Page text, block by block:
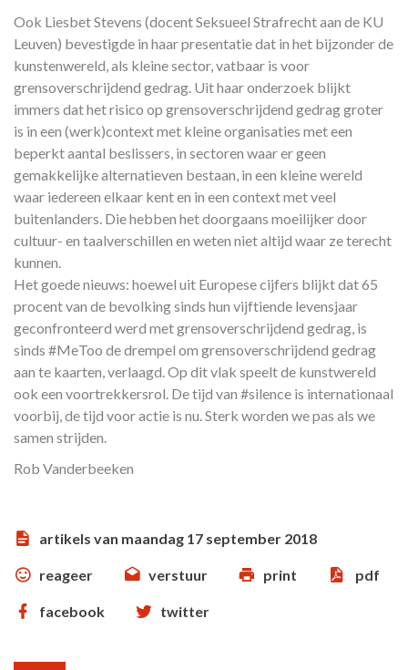
Ook Liesbet Stevens (docent Seksueel Strafrecht aan de KU
Leuven) bevestigde in haar presentatie dat in het bijzonder de
kunstenwereld, als kleine sector, vatbaar is voor
grensoverschrijdend gedrag. Uit haar onderzoek blijkt
immers dat het risico op grensoverschrijdend gedrag groter
is in een (werk)context met kleine organisaties met een
beperkt aantal beslissers, in sectoren waar er geen
gemakkelijke alternatieven bestaan, in een kleine wereld
waar iedereen elkaar kent en in een context met veel
buitenlanders. Die hebben het doorgaans moeilijker door
cultuur- en taalverschillen en weten niet altijd waar ze terecht
kunnen.
Het goede nieuws: hoewel uit Europese cijfers blijkt dat 65
procent van de bevolking sinds hun vijftiende levensjaar
geconfronteerd werd met grensoverschrijdend gedrag, is
sinds #MeToo de drempel om grensoverschrijdend gedrag
aan te kaarten, verlaagd. Op dit vlak speelt de kunstwereld
ook een voortrekkersrol. De tijd van #silence is internationaal
voorbij, de tijd voor actie is nu. Sterk worden we pas als we
samen strijden.
Rob Vanderbeeken
artikels van maandag 17 september 2018
reageer verstuur print pdf
facebook twitter